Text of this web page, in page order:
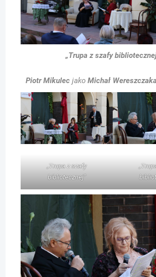
„Trupa z szafy
Piotr Mikulec jako Michał Wereszczaka
„Trupa z szafy
bibliotecznej”